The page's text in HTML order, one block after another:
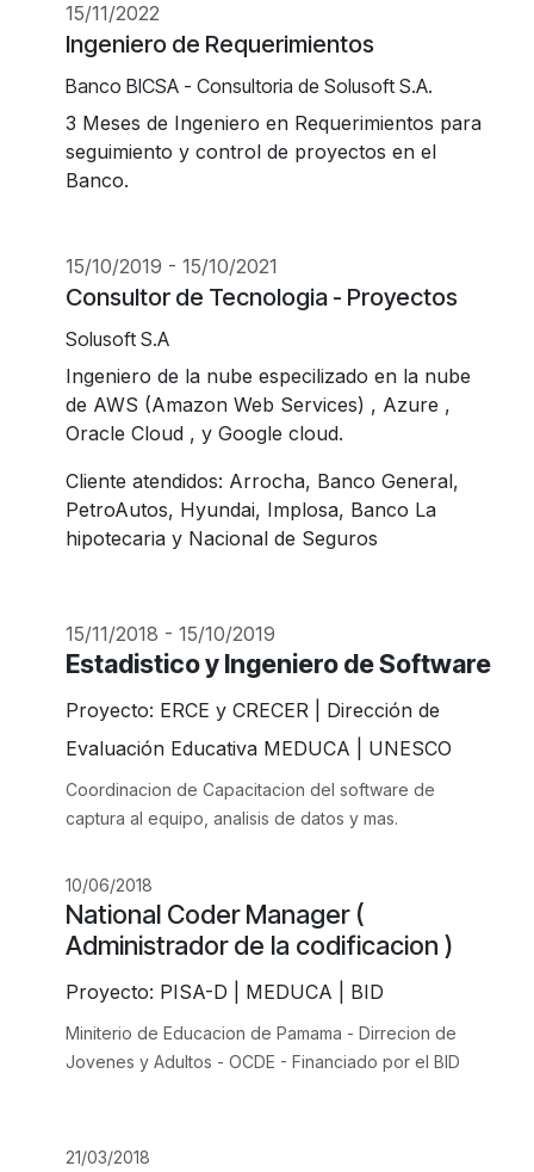
15/11/2022
Ingeniero de Requerimientos
Banco BICSA - Consultoria de Solusoft S.A.
3 Meses de Ingeniero en Requerimientos para
seguimiento y control de proyectos en el
Banco.
15/10/2019 - 15/10/2021
Consultor de Tecnologia - Proyectos
Solusoft S.A
Ingeniero de la nube especilizado en la nube
de AWS (Amazon Web Services) , Azure ,
Oracle Cloud , y Google cloud.
Cliente atendidos: Arrocha, Banco General,
PetroAutos, Hyundai, Implosa, Banco La
hipotecaria y Nacional de Seguros
15/11/2018 - 15/10/2019
Estadistico y Ingeniero de Software
Proyecto: ERCE y CRECER | Dirección de
Evaluación Educativa MEDUCA | UNESCO
Coordinacion de Capacitacion del software de
captura al equipo, analisis de datos y mas.
10/06/2018
National Coder Manager (
Administrador de la codificacion )
Proyecto: PISA-D | MEDUCA | BID
Miniterio de Educacion de Pamama - Dirrecion de
Jovenes y Adultos - OCDE - Financiado por el BID
21/03/2018